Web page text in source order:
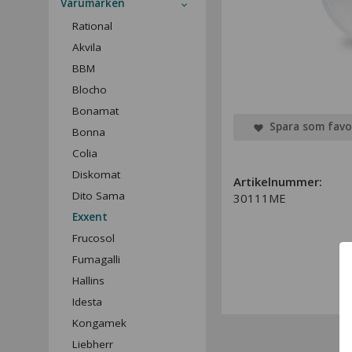
Varumärken
Rational
Akvila
BBM
Blocho
Bonamat
Bonna
Colia
Diskomat
Dito Sama
Exxent
Frucosol
Fumagalli
Hallins
Idesta
Kongamek
Liebherr
Spara som
Artikelnummer:
30111ME